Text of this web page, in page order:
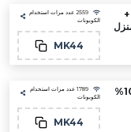
2559 عدد مرات استخدام
MK44
1789 عدد مرات استخدام
MK44